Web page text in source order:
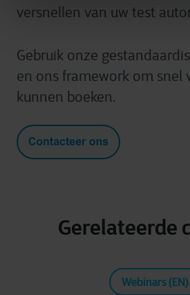
versnellen van uw test
Gebruik onze
en ons framework om snel
kunnen boeken.
Gerelateerde
Webinars (EN)